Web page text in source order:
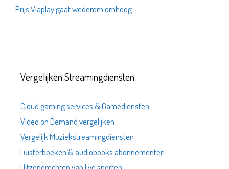
Prijs Viaplay gaat wederom omhoog
Vergelijken Streamingdiensten
Cloud gaming services & Gamediensten
Video on Demand vergelijken
Vergelijk Muziekstreamingdiensten
Luisterboeken & audiobooks abonnementen